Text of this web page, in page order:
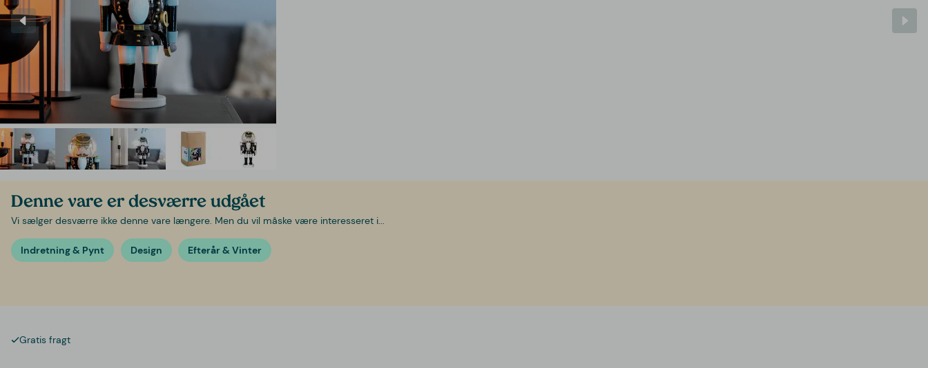
Denne vare er desværre udgået
Vi sælger desværre ikke denne vare længere. Men du vil måske være interesseret i...
Indretning & Pynt Design Efterår & Vinter
Gratis fragt